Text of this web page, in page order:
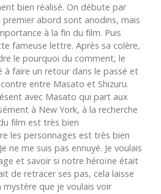
bien réalisé. On débute par
abord sont anodins, mais
à la fin du film. Puis
fameuse lettre. Après sa colère,
le pourquoi du comment, le
à faire un retour dans le passé et
entre Masato et Shizuru.
avec Masato qui part aux
à New York, à la recherche
film est très bien
les personnages est très bien
ne me suis pas ennuyé. Je voulais
et savoir si notre héroïne était
de retracer ses pas, cela laisse
mystère que je voulais voir